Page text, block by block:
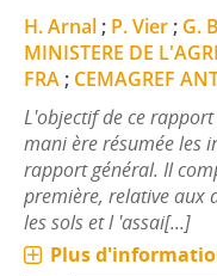
H. Arnal ; P. Vier ; G.
MINISTERE DE
FRA ; CEMAGREF
L'objectif de ce
mani ère résumée les
rapport général. Il
première, relative aux
les sols et l 'assai[...]
Plus